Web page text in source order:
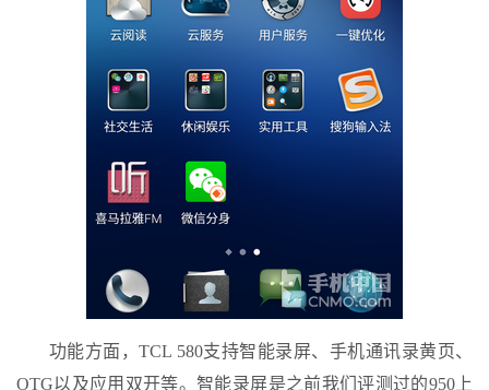
功能方面，TCL 580支持智能录屏、手机通讯录黄页、
OTG以及应用双开等。智能录屏是之前我们评测过的950上